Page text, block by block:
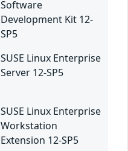
Software
Development Kit 12-
SP5
SUSE Linux Enterprise
Server 12-SP5
SUSE Linux Enterprise
Workstation
Extension 12-SP5